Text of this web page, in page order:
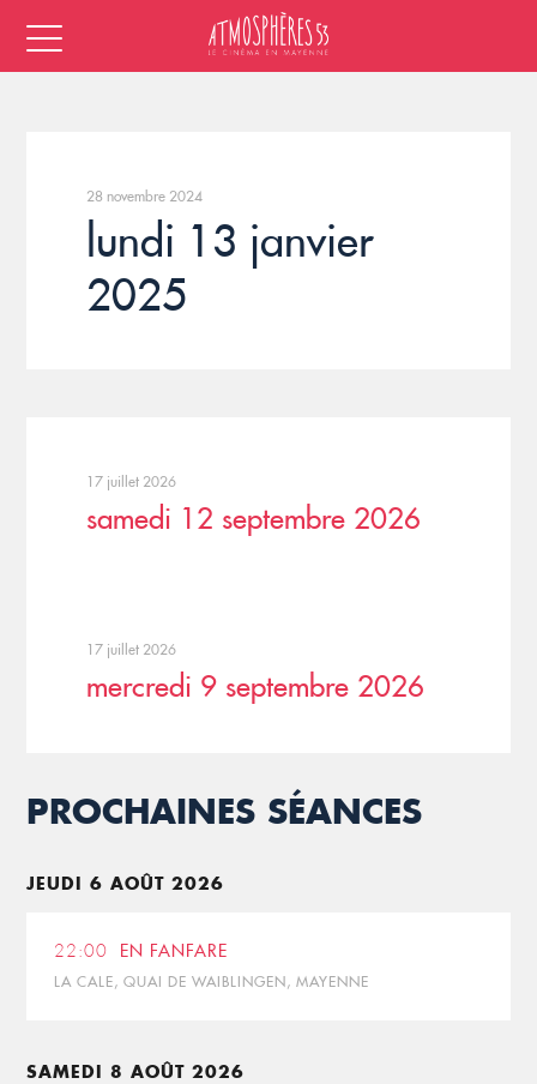
28 novembre 2024
lundi 13 janvier
2025
17 juillet 2026
samedi 12 septembre 2026
17 juillet 2026
mercredi 9 septembre 2026
PROCHAINES SÉANCES
JEUDI 6 AOÛT 2026
22:00 EN FANFARE
LA CALE, QUAI DE WAIBLINGEN, MAYENNE
SAMEDI 8 AOÛT 2026